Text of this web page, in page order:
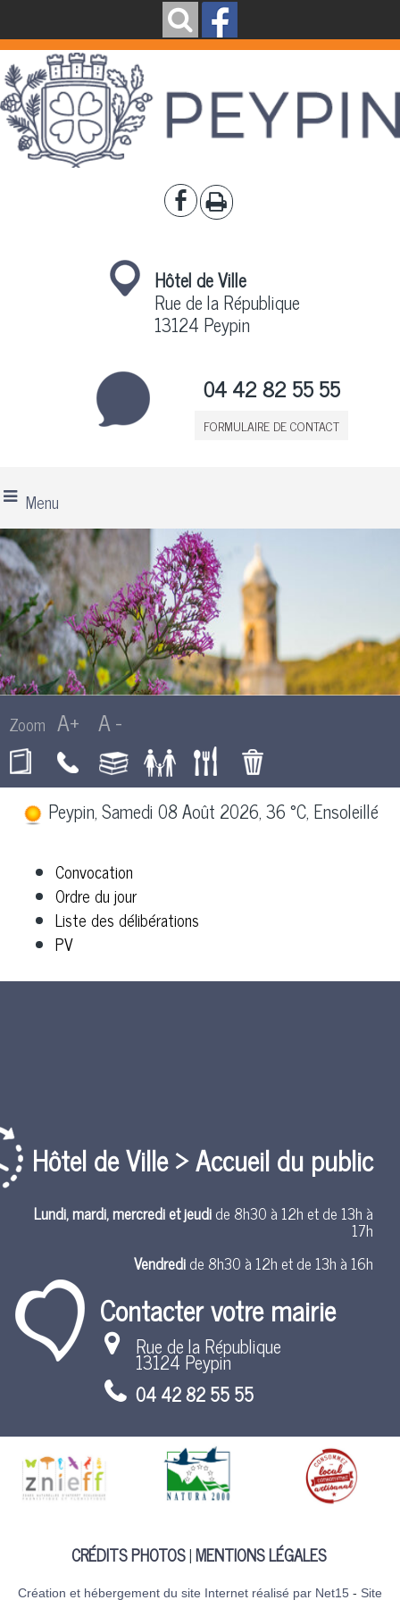
Hôtel de Ville
Rue de la République
13124 Peypin
04 42 82 55 55
FORMULAIRE DE CONTACT
Menu
Peypin, Samedi 08 Août 2026, 36 °C, Ensoleillé
Convocation
Ordre du jour
Liste des délibérations
PV
Hôtel de Ville > Accueil du public
Lundi, mardi, mercredi et jeudide 8h30 à 12h et de 13h à
17h
Vendredide 8h30 à 12h et de 13h à 16h
Contacter votre mairie
Rue de la République
13124 Peypin
04 42 82 55 55
CRÉDITS PHOTOS MENTIONS LÉGALES
Création et hébergement du site Internet réalisé par Net15 - Site